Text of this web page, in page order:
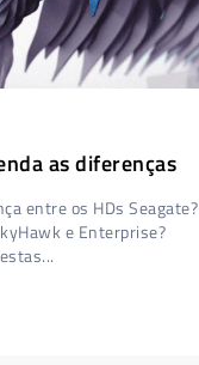
as diferenças
entre os HDs Seagate?
e Enterprise?